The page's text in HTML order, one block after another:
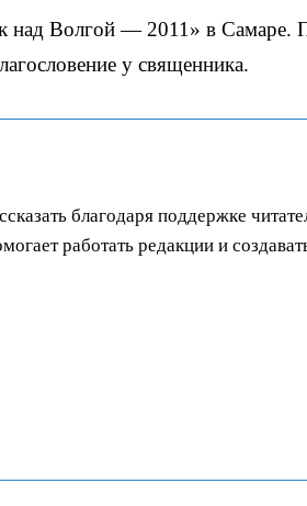
над Волгой — 2011» в Самаре.
у священника.
благодаря поддержке
работать редакции и